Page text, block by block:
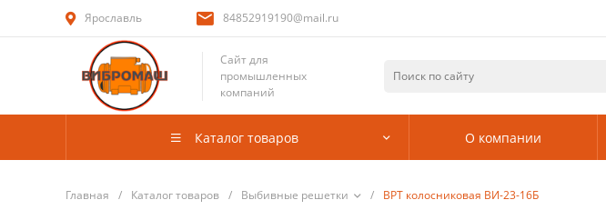
Ярославль 84852919190@mail.ru
Сайт для
промышленных
компаний
Каталог товаров О компании
Главная / Каталог товаров / Выбивные решетки / ВРТ колосниковая ВИ-23-16Б